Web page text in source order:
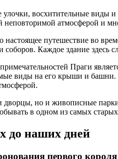
восхитительные виды
неповторимой атмосферой и
путешествие во
Каждое здание
Праги
виды на его крыши и
но и живописные
в одном из самых
до наших дней
первого короля